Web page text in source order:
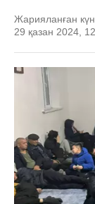
Жарияланған
29 қазан 2024,